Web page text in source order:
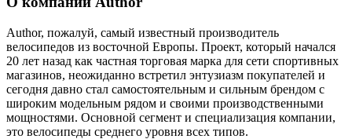
Author, пожалуй, самый известный производитель
велосипедов из восточной Европы. Проект, который начался
20 лет назад как частная торговая марка для сети спортивных
магазинов, неожиданно встретил энтузиазм покупателей и
сегодня давно стал самостоятельным и сильным брендом с
широким модельным рядом и своими производственными
мощностями. Основной сегмент и специализация компании,
это велосипеды среднего уровня всех типов.